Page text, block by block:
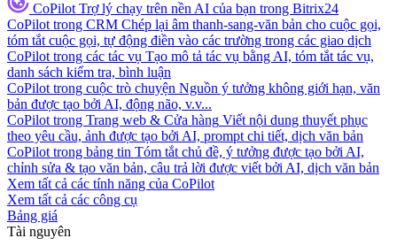
CoPilot Trợ lý chạy trên nền AI của bạn trong Bitrix24
CoPilot trong CRM Chép lại âm thanh-sang-văn bản cho cuộc gọi,
tóm tắt cuộc gọi, tự động điền vào các trường trong các giao dịch
CoPilot trong các tác vụ Tạo mô tả tác vụ bằng AI, tóm tắt tác vụ,
danh sách kiểm tra, bình luận
CoPilot trong cuộc trò chuyện Nguồn ý tưởng không giới hạn, văn
bản được tạo bởi AI, động não, v.v...
CoPilot trong Trang web & Cửa hàng Viết nội dung thuyết phục
theo yêu cầu, ảnh được tạo bởi AI, prompt chi tiết, dịch văn bản
CoPilot trong bảng tin Tóm tắt chủ đề, ý tưởng được tạo bởi AI,
chỉnh sửa & tạo văn bản, câu trả lời được viết bởi AI, dịch văn bản
Xem tất cả các tính năng của CoPilot
Xem tất cả các công cụ
Bảng giá
Tài nguyên